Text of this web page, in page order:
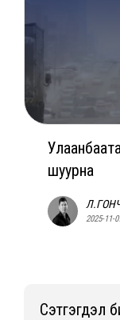
шуурна
2025-11-
Сэтгэгдэл